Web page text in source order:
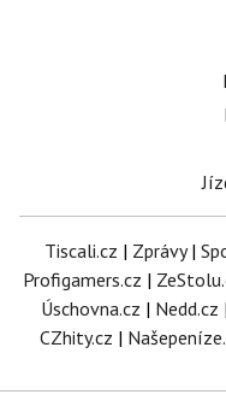
Tiscali.cz | Zprávy|
Profigamers.cz |
Úschovna.cz | Nedd.cz |
CZhity.cz |